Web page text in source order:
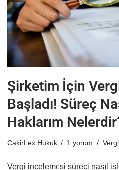
Şirketim İçin
Başladı! Süreç
Haklarım
CakirLex Hukuk 1 yorum
Vergi incelemesi süreci nasıl